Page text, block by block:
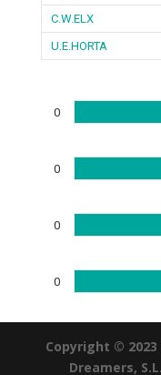
C.W.ELX
U.E.HORTA
0
0
0
0
Copyright ©
Dreamers, S.L.